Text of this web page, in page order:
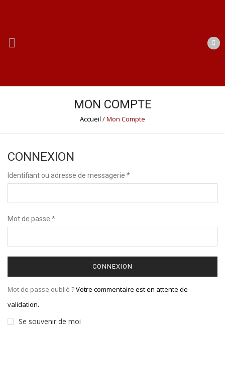
MON COMPTE
Accueil /Mon Compte
CONNEXION
Identifiant ou adresse de messagerie *
Mot de passe *
CONNEXION
Mot de passe oublié ?Votre commentaire est en attente de
validation.
Se souvenir de moi